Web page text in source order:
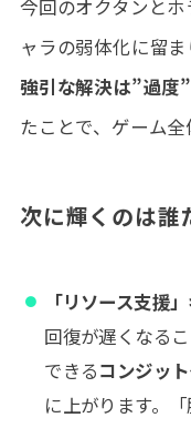
今回のオクタンと
ャラの弱体化に留
強引な解決は”過度”
たことで、ゲーム全
次に輝くのは誰
「リソース支援
回復が遅くなる
できるコンジット
に上がります。